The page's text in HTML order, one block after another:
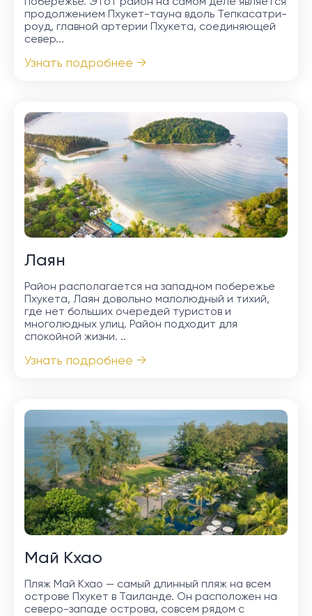
продолжением Пхукет-тауна вдоль Тепкасатри-
роуд, главной артерии Пхукета, соединяющей
север...
Узнать подробнее →
Лаян
Район располагается на западном побережье
Пхукета, Лаян довольно малолюдный и тихий,
где нет больших очередей туристов и
многолюдных улиц. Район подходит для
спокойной жизни. ..
Узнать подробнее →
Май Кхао
Пляж Май Кхао — самый длинный пляж на всем
острове Пхукет в Таиланде. Он расположен на
северо-западе острова, совсем рядом с